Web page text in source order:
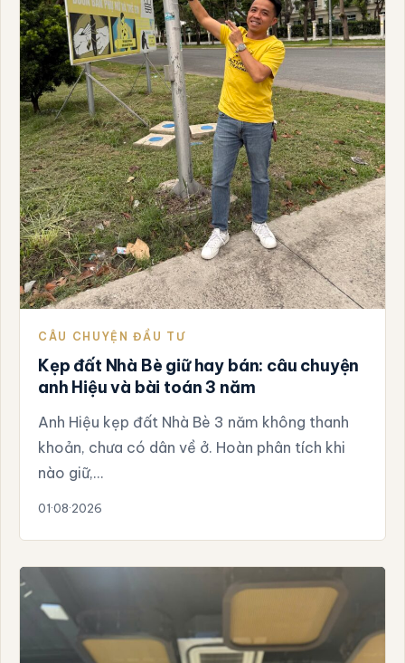
CÂU CHUYỆN ĐẦU TƯ
Kẹp đất Nhà Bè giữ hay bán: câu chuyện
anh Hiệu và bài toán 3 năm
Anh Hiệu kẹp đất Nhà Bè 3 năm không thanh
khoản, chưa có dân về ở. Hoàn phân tích khi
nào giữ,…
01·08·2026